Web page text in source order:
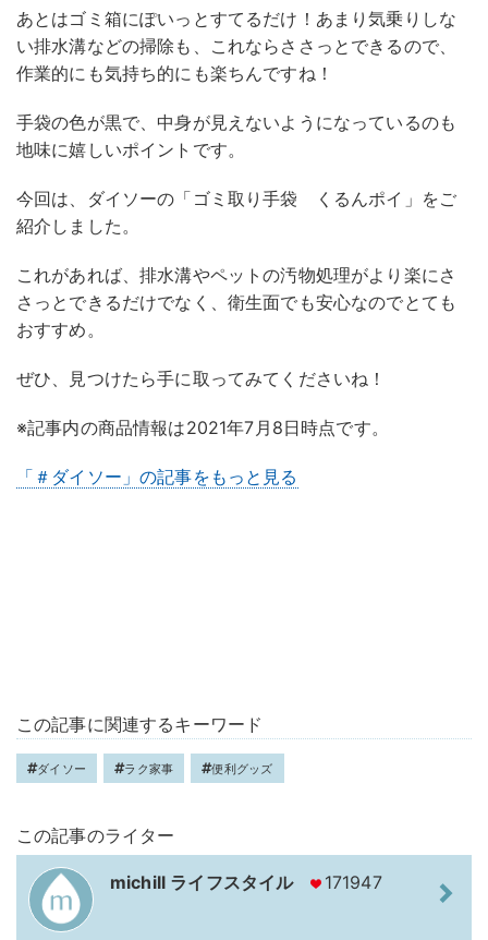
あとはゴミ箱にぽいっとすてるだけ！あまり気乗りしな
い排水溝などの掃除も、これならささっとできるので、
作業的にも気持ち的にも楽ちんですね！
手袋の色が黒で、中身が見えないようになっているのも
地味に嬉しいポイントです。
今回は、ダイソーの「ゴミ取り手袋 くるんポイ」をご
紹介しました。
これがあれば、排水溝やペットの汚物処理がより楽にさ
さっとできるだけでなく、衛生面でも安心なのでとても
おすすめ。
ぜひ、見つけたら手に取ってみてくださいね！
※記事内の商品情報は2021年7月8日時点です。
「＃ダイソー」の記事をもっと見る
この記事に関連するキーワード
ダイソー ラク家事 便利グッズ
この記事のライター
michill ライフスタイル 171947